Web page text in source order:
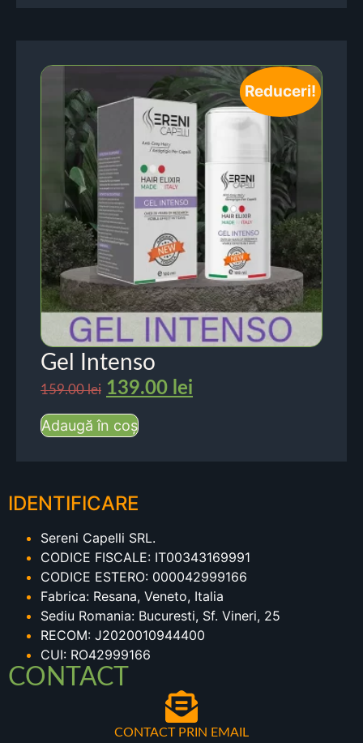
Reduceri!
Gel Intenso
159.00lei 139.00 lei
Adaugă în coș
IDENTIFICARE
Sereni Capelli SRL.
CODICE FISCALE: IT00343169991
CODICE ESTERO: 000042999166
Fabrica: Resana, Veneto, Italia
Sediu Romania: Bucuresti, Sf. Vineri, 25
RECOM: J2020010944400
CUI: RO42999166
CONTACT
CONTACT PRIN EMAIL